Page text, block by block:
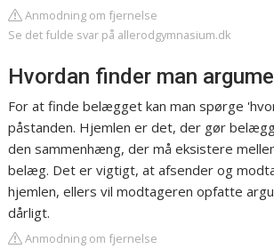
Anmodning om fjernelse
Se det fulde svar på allerodgymnasium.dk
Hvordan finder man
For at finde belægget kan man spørge
påstanden. Hjemlen er det, der gør
den sammenhæng, der må eksistere
belæg. Det er vigtigt, at afsender og
hjemlen, ellers vil modtageren opfatte
dårligt.
Anmodning om fjernelse